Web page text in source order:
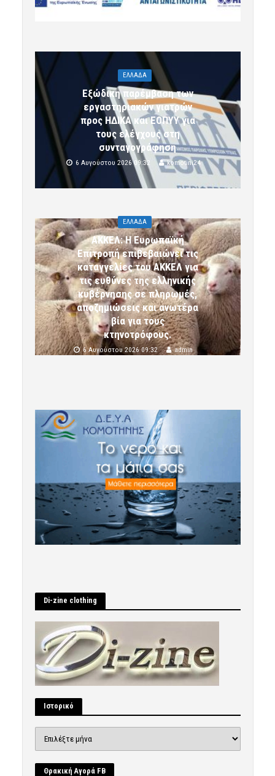
ΕΛΛΑΔΑ
Εξώδικη παρέμβαση των
εργαστηριακών γιατρών
προς ΗΔΙΚΑ και ΕΟΠΥΥ για
τους ελέγχους στη
συνταγογράφηση
6 Αυγούστου 2026 09:32 komotini24
ΕΛΛΑΔΑ
ΑΚΚΕΛ: Η Ευρωπαϊκή
Επιτροπή επιβεβαιώνει τις
καταγγελίες του ΑΚΚΕΛ για
τις ευθύνες της ελληνικής
κυβέρνησης σε πληρωμές,
αποζημιώσεις και ανωτέρα
βία για τους
κτηνοτρόφους.
6 Αυγούστου 2026 09:32 admin
Di-zine clothing
Ιστορικό
Θρακική Αγορά FB